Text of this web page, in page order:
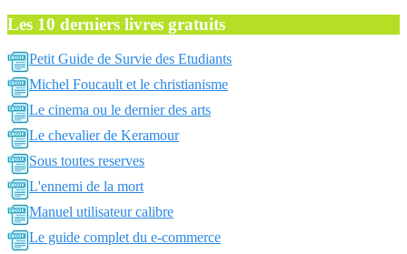
Les 10 derniers livres gratuits
Petit Guide de Survie des Etudiants
Michel Foucault et le christianisme
Le cinema ou le dernier des arts
Le chevalier de Keramour
Sous toutes reserves
L'ennemi de la mort
Manuel utilisateur calibre
Le guide complet du e-commerce